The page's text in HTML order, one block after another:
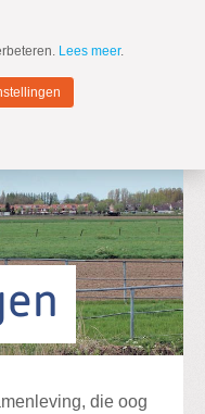
MENU
Zoekendie oog
Lees meer.